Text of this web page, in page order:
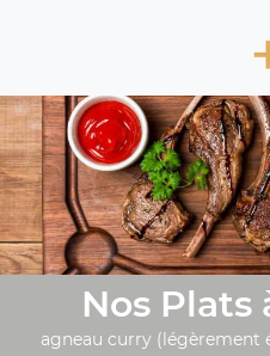
Nos Plats
agneau curry (légèrement